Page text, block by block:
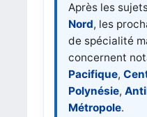
Après les
Nord, les
de spécialité
concernent
Pacifique,
Polynésie,
Métropole.